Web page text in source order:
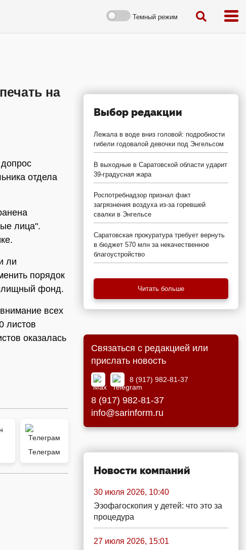
Темный режим
на
отдела
лица".
ли
порядок
фонд.
всех
листов
оказалась
Телеграм
Выбор редакции
Лежала в воде вниз головой: подробности
гибели годовалой девочки под Энгельсом
В выходные в Саратовской области ударит
39-градусная жара
Роспотребнадзор признал факт
загрязнения воздуха из-за горевшей
свалки в Энгельсе
Саратовская прокуратура требует вернуть
в бюджет 570 млн за некачественное
благоустройство
Читать больше
Связаться с редакцией или
прислать новость
8 (917) 982-81-37
8 (917) 982-81-37
info@sarinform.ru
Новости компаний
30 июля 2026, 10:40
Эзофагоскопия у детей: что это за
процедура
27 июля 2026, 15:01